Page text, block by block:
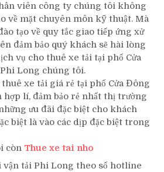
viên công ty chúng tôi không
về mặt chuyên môn kỹ thuật. Mà
tạo về quy tắc giao tiếp ứng xử
đảm bảo quý khách sẽ hài lòng
vụ cho thuê xe tải tại phố Cửa
Long chúng tôi.
thuê xe tải giá rẻ tại phố Cửa Đông
hợp lí, đảm bảo rẻ nhất thị trường
ưu đãi đặc biệt cho khách
biệt là vào các dịp đặc biệt trong
còn Thue xe tai nho
vận tải Phi Long theo số hotline